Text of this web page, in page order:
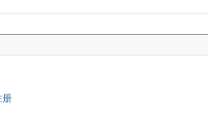
册